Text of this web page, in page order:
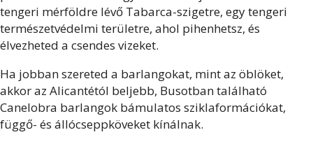
tengeri mérföldre lévő Tabarca-szigetre, egy tengeri
természetvédelmi területre, ahol pihenhetsz, és
élvezheted a csendes vizeket.
Ha jobban szereted a barlangokat, mint az öblöket,
akkor az Alicantétól beljebb, Busotban található
Canelobra barlangok bámulatos sziklaformációkat,
függő- és állócseppköveket kínálnak.